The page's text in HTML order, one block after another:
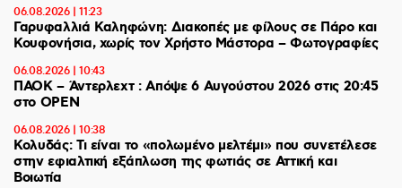
06.08.2026 | 11:23
Γαρυφαλλιά Καληφώνη: Διακοπές με φίλους σε Πάρο και
Κουφονήσια, χωρίς τον Χρήστο Μάστορα – Φωτογραφίες
06.08.2026 | 10:43
ΠΑΟΚ – Άντερλεχτ : Απόψε 6 Αυγούστου 2026 στις 20:45
στο ΟΡΕΝ
06.08.2026 | 10:38
Κολυδάς: Τι είναι το «πολωμένο μελτέμι» που συνετέλεσε
στην εφιαλτική εξάπλωση της φωτιάς σε Αττική και
Βοιωτία